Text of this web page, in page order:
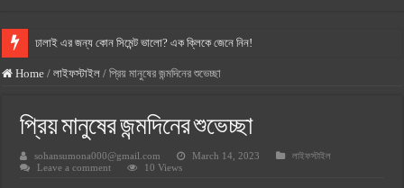
ঢালাই এর জন্য কোন সিমেন্ট ভালো? এক ক্লিকে জেনে নিন!
বসুন্ধরা সিমেন্ট এর দাম ২০২৫
হোলসিম সিমেন্ট দাম ২০২৫
সুপারক্রিট সিমেন্ট দাম ২০২৫
Home / লাইফস্টাইল / প্রিয় মানুষের জন্মদিনের শুভেচ্ছা
প্রিয় মানুষের জন্মদিনের শুভেচ্ছা
sohansumona000@gmail.com March 14, 2023
লাইফস্টাইল
Leave a comment
10 Views